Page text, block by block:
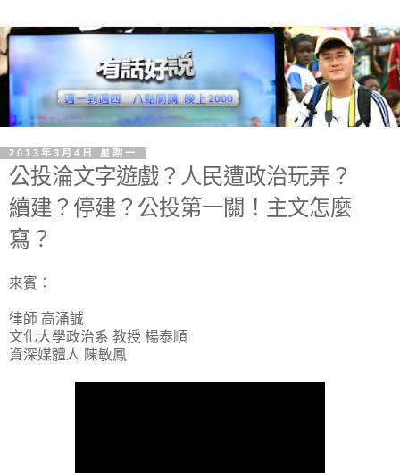
2013年3月4日 星期一
公投淪文字遊戲？人民遭政治玩弄？
續建？停建？公投第一關！主文怎麼
寫？
來賓：
律師 高涌誠
文化大學政治系 教授 楊泰順
資深媒體人 陳敏鳳